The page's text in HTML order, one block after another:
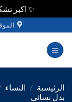
✨ اكبر
الموقع
/ النساء /
نسائي